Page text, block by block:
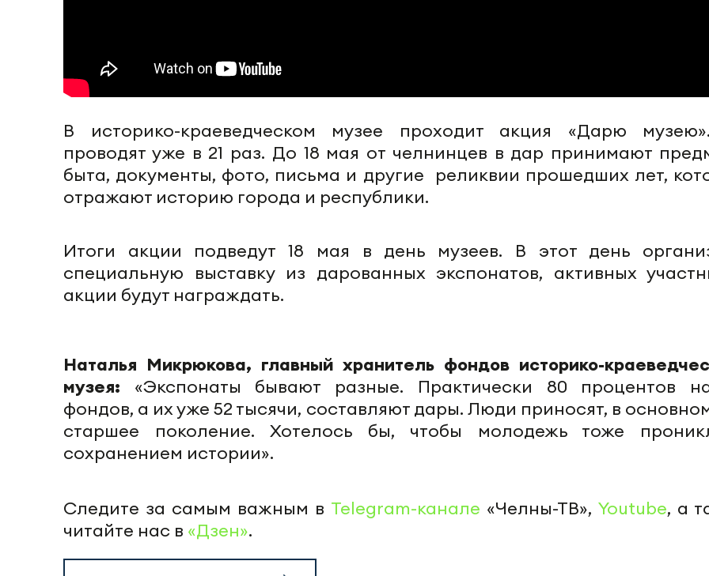
В историко-краеведческом музее проходит акция «Дарю
проводят уже в 21 раз. До 18 мая от челнинцев в дар принимают
быта, документы, фото, письма и другие реликвии прошедших лет,
отражают историю города и республики.
Итоги акции подведут 18 мая в день музеев. В этот день
специальную выставку из дарованных экспонатов, активных
акции будут награждать.
Наталья Микрюкова, главный хранитель фондов историко-
музея: «Экспонаты бывают разные. Практически 80 процентов
фондов, а их уже 52 тысячи, составляют дары. Люди приносят, в
старшее поколение. Хотелось бы, чтобы молодежь тоже
сохранением истории».
Следите за самым важным в Telegram-канале «Челны-ТВ», Youtube, а
читайте нас в «Дзен».